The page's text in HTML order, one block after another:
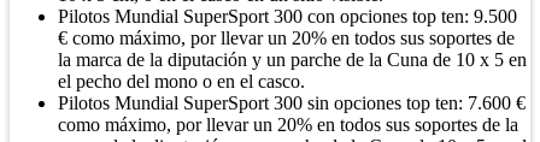
Pilotos Mundial SuperSport 300 con opciones top ten: 9.500
€ como máximo, por llevar un 20% en todos sus soportes de
la marca de la diputación y un parche de la Cuna de 10 x 5 en
el pecho del mono o en el casco.
Pilotos Mundial SuperSport 300 sin opciones top ten: 7.600 €
como máximo, por llevar un 20% en todos sus soportes de la